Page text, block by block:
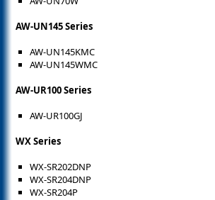
AW-UN145 Series
AW-UN145KMC
AW-UN145WMC
AW-UR100 Series
AW-UR100GJ
WX Series
WX-SR202DNP
WX-SR204DNP
WX-SR204P